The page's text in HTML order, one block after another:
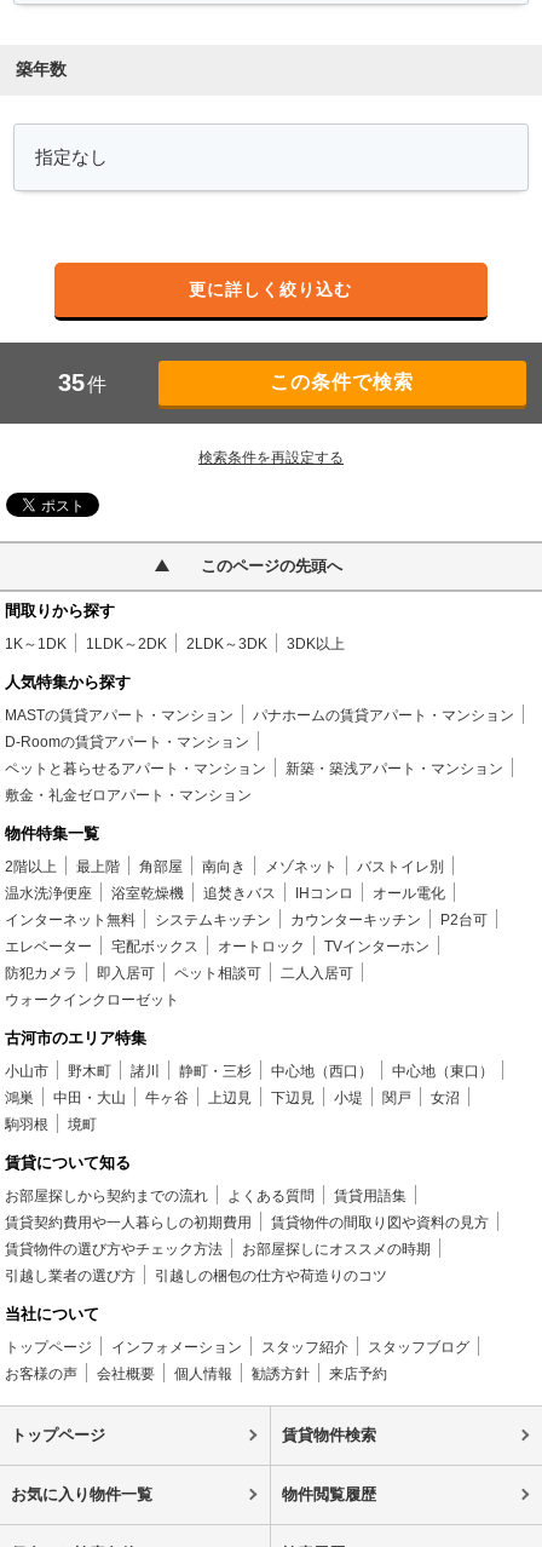
築年数
更に詳しく絞り込む
35件
検索条件を再設定する
このページの先頭へ
間取りから探す
1K～1DK 1LDK～2DK 2LDK～3DK 3DK以上
人気特集から探す
MASTの賃貸アパート・マンション
パナホームの賃貸アパート・マンション
D-Roomの賃貸アパート・マンション
ペットと暮らせるアパート・マンション
新築・築浅アパート・マンション
敷金・礼金ゼロアパート・マンション
物件特集一覧
2階以上 最上階 角部屋 南向き メゾネット
バストイレ別
温水洗浄便座
浴室乾燥機 追焚きバス IHコンロ
オール電化
インターネット無料
システムキッチン カウンターキッチン
P2台可
エレベーター
宅配ボックス オートロック
TVインターホン
防犯カメラ
即入居可 ペット相談可
二人入居可
ウォークインクローゼット
古河市のエリア特集
小山市 野木町 諸川 静町・三杉 中心地（西口）
中心地（東口）
鴻巣
中田・大山 牛ヶ谷 上辺見 下辺見 小堤 関戸
女沼
駒羽根
境町
賃貸について知る
お部屋探しから契約までの流れ よくある質問
賃貸用語集
賃貸契約費用や一人暮らしの初期費用
賃貸物件の間取り図や資料の見方
賃貸物件の選び方やチェック方法
お部屋探しにオススメの時期
引越し業者の選び方
引越しの梱包の仕方や荷造りのコツ
当社について
トップページ インフォメーション スタッフ紹介
スタッフブログ
お客様の声
会社概要 個人情報 勧誘方針 来店予約
トップページ 賃貸物件検索
お気に入り物件一覧 物件閲覧履歴